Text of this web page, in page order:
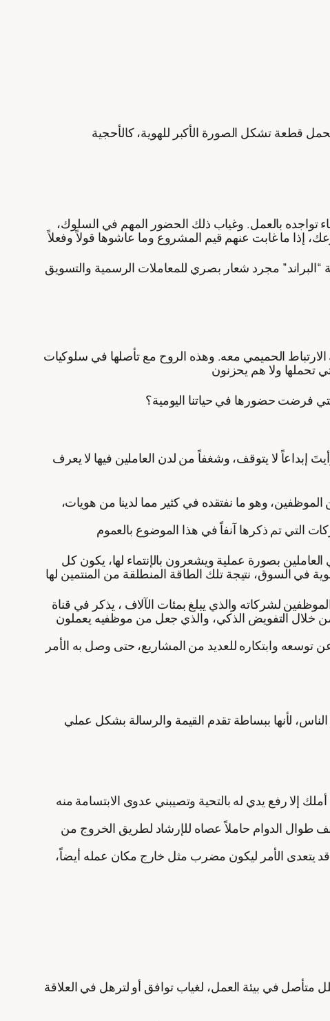
قطعة تشكل الصورة الأكبر للهوية، كالأحجية
تواجده بالعمل. وغياب ذلك الحضور المهم في السلوك،
مجرد شعار بصري للمعاملات الرسمية والتسويق
الحميمي معه. وهذه الروح مع تأصلها في سلوكيات
فرضت حضورها في حياتنا اليومية؟
إبداعاً لا يتوقف، وشغفاً من لدن العاملين فيها لا يعرف
وهو ما نفتقده في كثير مما لدينا من هويات،
بصورة عملية ويشعرون بالإنتماء لها، يكون كل
لشركاته والذي يبلغ بمئات الآلاف ، يذكر في قناة
من خلال التفويض الذكي، والذي جعل من موظفيه يعملون
وابتكاره للعديد من المشاريع، حتى وصل به الأمر
لأنها ببساطة تقدم القيمة والرسالة بشكل عملي
إلا رفع يدي له بالتحية وتصيبني عدوى الابتسامة منه
طوال الدوام حاملاً عصاه للإرشاد لطريق الخروج من
يتعدى الأمر ليكون مضرب مثل خارج مكان عمله أيضاً،
متأصل في بيئة العمل، لغياب توافق أو لترهل في العلاقة